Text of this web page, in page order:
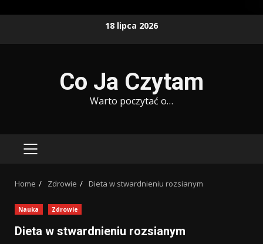
18 lipca 2026
Co Ja Czytam
Warto poczytać o…
PRIMARY
Home Zdrowie Dieta w stwardnieniu rozsianym
Nauka Zdrowie
Dieta w stwardnieniu rozsianym